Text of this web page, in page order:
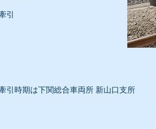
引
引時期は下関総合車両所 新山口支所